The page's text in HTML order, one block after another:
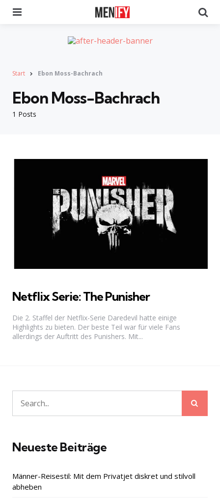
Start Ebon Moss-Bachrach
1 Posts
Ebon Moss-Bachrach
Netflix Serie: The Punisher
Die 2. Staffel der Netflix-Serie Daredevil hatte einige
Highlights zu bieten. Der beste Teil war für viele Fans
allerdings der Auftritt des Punishers. Mit...
Search
for:
Neueste Beiträge
Männer-Reisestil: Mit dem Privatjet diskret und stilvoll
abheben